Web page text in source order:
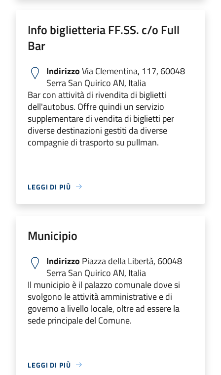
Info biglietteria FF.SS. c/o Full
Bar
IndirizzoVia Clementina, 117, 60048
Serra San Quirico AN, Italia
Bar con attività di rivendita di biglietti
dell'autobus. Offre quindi un servizio
supplementare di vendita di biglietti per
diverse destinazioni gestiti da diverse
compagnie di trasporto su pullman.
LEGGI DI PIÙ
Municipio
Indirizzo Piazza della Libertà, 60048
Serra San Quirico AN, Italia
Il municipio è il palazzo comunale dove si
svolgono le attività amministrative e di
governo a livello locale, oltre ad essere la
sede principale del Comune.
LEGGI DI PIÙ